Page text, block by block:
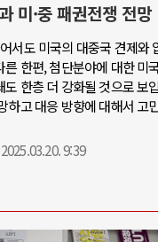
미·중 패권전쟁 전망
서도 미국의 대중국 견제와
한편, 첨단분야에 대한 미
도 한층 더 강화될 것으로 보
하고 대응 방향에 대해서 고
2025.03.20. 9:39